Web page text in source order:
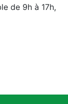
de 9h à 17h,